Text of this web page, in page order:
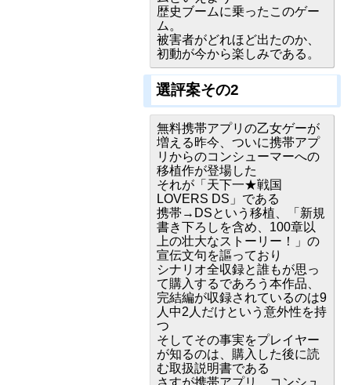
歴史ブームに乗ったこのゲー
ム。
被害者がどれほど出たのか、
初動が今から楽しみである。
選評案その2
無料携帯アプリの乙女ゲーが
増える昨今、ついに携帯アプ
リからのコンシューマーへの
移植作が登場した
それが「天下一★戦国
LOVERS DS」である
携帯→DSという移植、「新規
書き下ろしを含め、100章以
上の壮大なストーリー！」の
宣伝文句を謳っており
シナリオ全収録と誰もが思っ
て購入するであろう本作品、
完結編が収録されているのは9
人中2人だけという意外性を持
つ
そしてその事実をプレイヤー
が知るのは、購入した後に読
む取扱説明書である
さすが携帯アプリ。コンシュ